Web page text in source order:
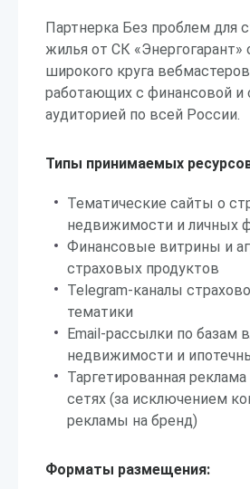
Партнерка Без проблем для
жилья от СК «Энергогарант»
широкого круга
работающих с финансовой и
аудиторией по всей России.
Типы принимаемых
Тематические сайты о
недвижимости и личных
Финансовые витрины и
страховых продуктов
Telegram-каналы
тематики
Email-рассылки по базам
недвижимости и
Таргетированная
сетях (за исключением
рекламы на бренд)
Форматы размещения: